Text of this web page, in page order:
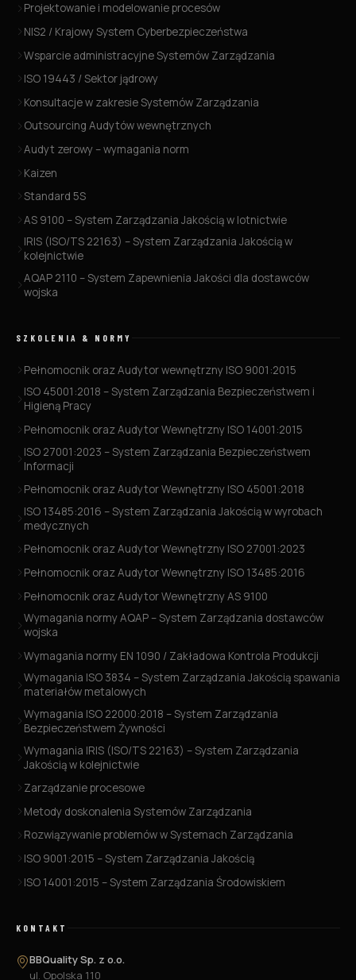
Projektowanie i modelowanie procesów
NIS2 / Krajowy System Cyberbezpieczeństwa
Wsparcie administracyjne Systemów Zarządzania
ISO 19443 / Sektor jądrowy
Konsultacje w zakresie Systemów Zarządzania
Outsourcing Audytów wewnętrznych
Audyt zerowy – wymagania norm
Kaizen
Standard 5S
AS 9100 – System Zarządzania Jakością w lotnictwie
IRIS (ISO/TS 22163) – System Zarządzania Jakością w
kolejnictwie
AQAP 2110 – System Zapewnienia Jakości dla dostawców
wojska
SZKOLENIA & NORMY
Pełnomocnik oraz Audytor wewnętrzny ISO 9001:2015
ISO 45001:2018 – System Zarządzania Bezpieczeństwem i
Higieną Pracy
Pełnomocnik oraz Audytor Wewnętrzny ISO 14001:2015
ISO 27001:2023 – System Zarządzania Bezpieczeństwem
Informacji
Pełnomocnik oraz Audytor Wewnętrzny ISO 45001:2018
ISO 13485:2016 – System Zarządzania Jakością w wyrobach
medycznych
Pełnomocnik oraz Audytor Wewnętrzny ISO 27001:2023
Pełnomocnik oraz Audytor Wewnętrzny ISO 13485:2016
Pełnomocnik oraz Audytor Wewnętrzny AS 9100
Wymagania normy AQAP – System Zarządzania dostawców
wojska
Wymagania normy EN 1090 / Zakładowa Kontrola Produkcji
Wymagania ISO 3834 – System Zarządzania Jakością spawania
materiałów metalowych
Wymagania ISO 22000:2018 – System Zarządzania
Bezpieczeństwem Żywności
Wymagania IRIS (ISO/TS 22163) – System Zarządzania
Jakością w kolejnictwie
Zarządzanie procesowe
Metody doskonalenia Systemów Zarządzania
Rozwiązywanie problemów w Systemach Zarządzania
ISO 9001:2015 – System Zarządzania Jakością
ISO 14001:2015 – System Zarządzania Środowiskiem
KONTAKT
BBQuality Sp. z o.o.
ul. Opolska 110